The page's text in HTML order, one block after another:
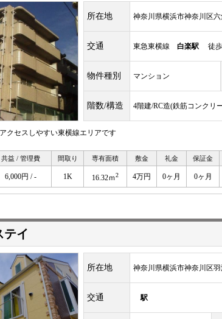
所在地 神奈川県横浜市神奈川区六
交通 東急東横線 白楽駅 徒歩
物件種別 マンション
階数/構造 4階建/RC造(鉄筋コンクリ
クセスしやすい東横線エリアです
共益 / 管理費 間取り 専有面積 敷金 礼金 保証金
6,000円 / - 1K 16.32ｍ2 4万円 0ヶ月 0ヶ月
テイ
所在地 神奈川県横浜市神奈川区羽
交通 駅